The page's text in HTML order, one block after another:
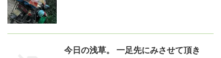
今日の浅草。 一足先にみさせて頂き